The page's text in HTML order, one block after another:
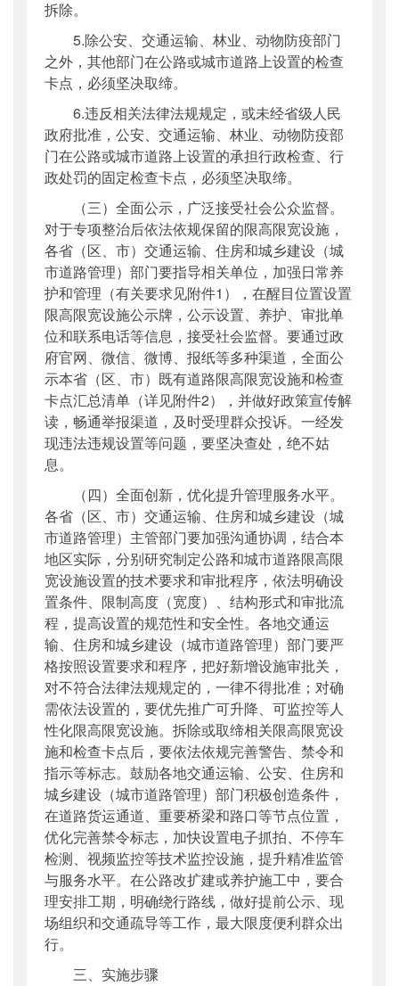
拆除。
5.除公安、交通运输、林业、动物防疫部门
之外，其他部门在公路或城市道路上设置的检查
卡点，必须坚决取缔。
6.违反相关法律法规规定，或未经省级人民
政府批准，公安、交通运输、林业、动物防疫部
门在公路或城市道路上设置的承担行政检查、行
政处罚的固定检查卡点，必须坚决取缔。
（三）全面公示，广泛接受社会公众监督。
对于专项整治后依法依规保留的限高限宽设施，
各省（区、市）交通运输、住房和城乡建设（城
市道路管理）部门要指导相关单位，加强日常养
护和管理（有关要求见附件1），在醒目位置设置
限高限宽设施公示牌，公示设置、养护、审批单
位和联系电话等信息，接受社会监督。要通过政
府官网、微信、微博、报纸等多种渠道，全面公
示本省（区、市）既有道路限高限宽设施和检查
卡点汇总清单（详见附件2），并做好政策宣传解
读，畅通举报渠道，及时受理群众投诉。一经发
现违法违规设置等问题，要坚决查处，绝不姑
息。
（四）全面创新，优化提升管理服务水平。
各省（区、市）交通运输、住房和城乡建设（城
市道路管理）主管部门要加强沟通协调，结合本
地区实际，分别研究制定公路和城市道路限高限
宽设施设置的技术要求和审批程序，依法明确设
置条件、限制高度（宽度）、结构形式和审批流
程，提高设置的规范性和安全性。各地交通运
输、住房和城乡建设（城市道路管理）部门要严
格按照设置要求和程序，把好新增设施审批关，
对不符合法律法规规定的，一律不得批准；对确
需依法设置的，要优先推广可升降、可监控等人
性化限高限宽设施。拆除或取缔相关限高限宽设
施和检查卡点后，要依法依规完善警告、禁令和
指示等标志。鼓励各地交通运输、公安、住房和
城乡建设（城市道路管理）部门积极创造条件，
在道路货运通道、重要桥梁和路口等节点位置，
优化完善禁令标志，加快设置电子抓拍、不停车
检测、视频监控等技术监控设施，提升精准监管
与服务水平。在公路改扩建或养护施工中，要合
理安排工期，明确绕行路线，做好提前公示、现
场组织和交通疏导等工作，最大限度便利群众出
行。
三、实施步骤